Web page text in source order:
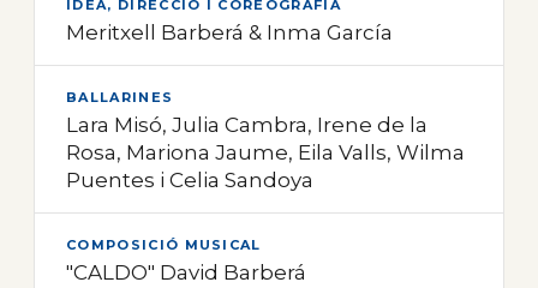
IDEA, DIRECCIÓ I COREOGRAFIA
Meritxell Barberá & Inma García
BALLARINES
Lara Misó, Julia Cambra, Irene de la
Rosa, Mariona Jaume, Eila Valls, Wilma
Puentes i Celia Sandoya
COMPOSICIÓ MUSICAL
"CALDO" David Barberá